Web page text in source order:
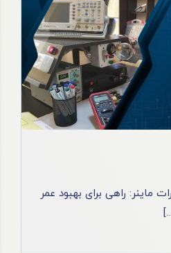
راهی برای بهبود عمر